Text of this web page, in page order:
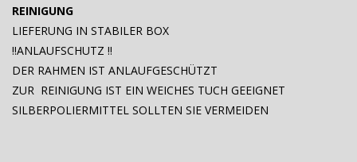
REINIGUNG
LIEFERUNG IN STABILER BOX
!!ANLAUFSCHUTZ !!
DER RAHMEN IST ANLAUFGESCHÜTZT
ZUR REINIGUNG IST EIN WEICHES TUCH GEEIGNET
SILBERPOLIERMITTEL SOLLTEN SIE VERMEIDEN